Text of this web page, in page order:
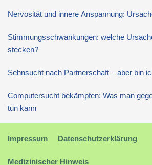
Nervosität und innere Anspannung:
Stimmungsschwankungen: welche
stecken?
Sehnsucht nach Partnerschaft – aber bin
Computersucht bekämpfen: Was man
tun kann
Impressum Datenschutzerklärung
Medizinischer Hinweis